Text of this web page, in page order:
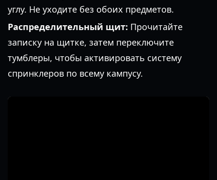
углу. Не уходите без обоих предметов.
Распределительный щит: Прочитайте
записку на щитке, затем переключите
тумблеры, чтобы активировать систему
спринклеров по всему кампусу.